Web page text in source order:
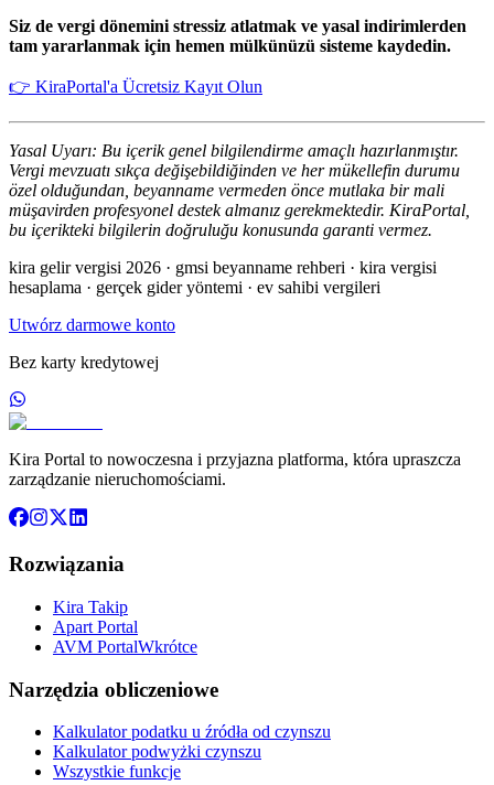
Siz de vergi dönemini stressiz atlatmak ve yasal indirimlerden
tam yararlanmak için hemen mülkünüzü sisteme kaydedin.
👉 KiraPortal'a Ücretsiz Kayıt Olun
Yasal Uyarı: Bu içerik genel bilgilendirme amaçlı hazırlanmıştır.
Vergi mevzuatı sıkça değişebildiğinden ve her mükellefin durumu
özel olduğundan, beyanname vermeden önce mutlaka bir mali
müşavirden profesyonel destek almanız gerekmektedir. KiraPortal,
bu içerikteki bilgilerin doğruluğu konusunda garanti vermez.
kira gelir vergisi 2026 · gmsi beyanname rehberi · kira vergisi
hesaplama · gerçek gider yöntemi · ev sahibi vergileri
Utwórz darmowe konto
Bez karty kredytowej
Kira Portal to nowoczesna i przyjazna platforma, która upraszcza
zarządzanie nieruchomościami.
Rozwiązania
Kira Takip
Apart Portal
AVM PortalWkrótce
Narzędzia obliczeniowe
Kalkulator podatku u źródła od czynszu
Kalkulator podwyżki czynszu
Wszystkie funkcje